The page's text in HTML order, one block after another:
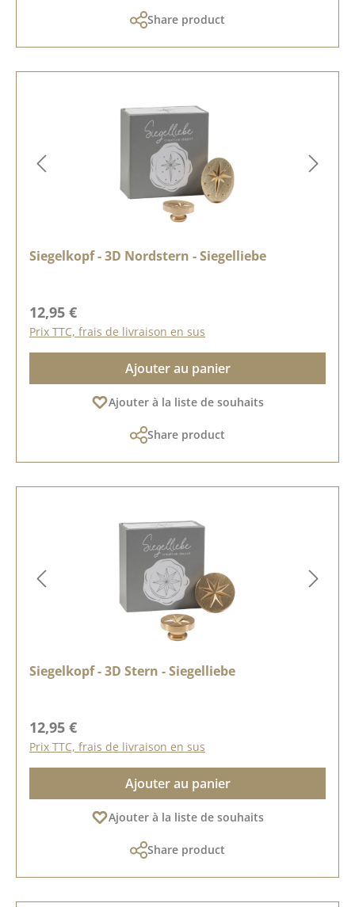
Share product
Siegelkopf - 3D Nordstern - Siegelliebe
Prix régulier :
12,95 €
Prix TTC, frais de livraison en sus
Ajouter au panier
Ajouter à la liste de souhaits
Share product
Siegelkopf - 3D Stern - Siegelliebe
Prix régulier :
12,95 €
Prix TTC, frais de livraison en sus
Ajouter au panier
Ajouter à la liste de souhaits
Share product